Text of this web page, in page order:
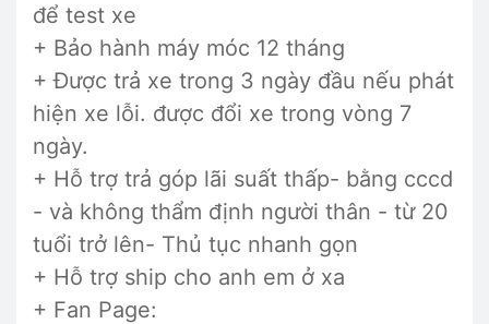
để test xe
+ Bảo hành máy móc 12 tháng
+ Được trả xe trong 3 ngày đầu nếu phát
hiện xe lỗi. được đổi xe trong vòng 7
ngày.
+ Hỗ trợ trả góp lãi suất thấp- bằng cccd
- và không thẩm định người thân - từ 20
tuổi trở lên- Thủ tục nhanh gọn
+ Hỗ trợ ship cho anh em ở xa
+ Fan Page: